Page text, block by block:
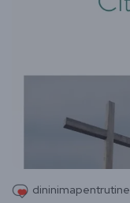
dininimapentrutine